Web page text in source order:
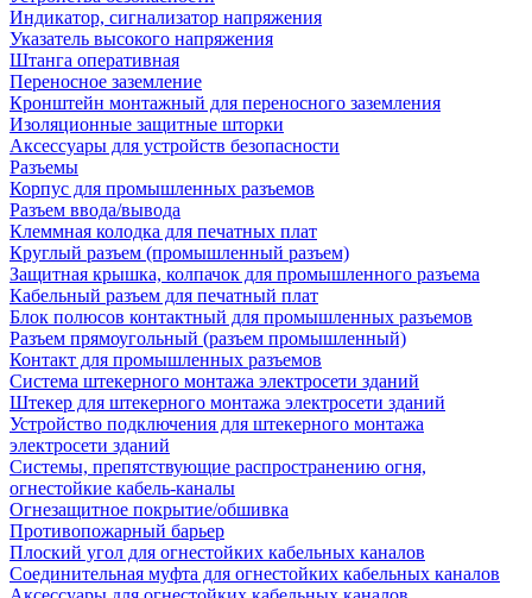
Индикатор, сигнализатор напряжения
Указатель высокого напряжения
Штанга оперативная
Переносное заземление
Кронштейн монтажный для переносного заземления
Изоляционные защитные шторки
Аксессуары для устройств безопасности
Разъемы
Корпус для промышленных разъемов
Разъем ввода/вывода
Клеммная колодка для печатных плат
Круглый разъем (промышленный разъем)
Защитная крышка, колпачок для промышленного разъема
Кабельный разъем для печатный плат
Блок полюсов контактный для промышленных разъемов
Разъем прямоугольный (разъем промышленный)
Контакт для промышленных разъемов
Система штекерного монтажа электросети зданий
Штекер для штекерного монтажа электросети зданий
Устройство подключения для штекерного монтажа
электросети зданий
Системы, препятствующие распространению огня,
огнестойкие кабель-каналы
Огнезащитное покрытие/обшивка
Противопожарный барьер
Плоский угол для огнестойких кабельных каналов
Соединительная муфта для огнестойких кабельных каналов